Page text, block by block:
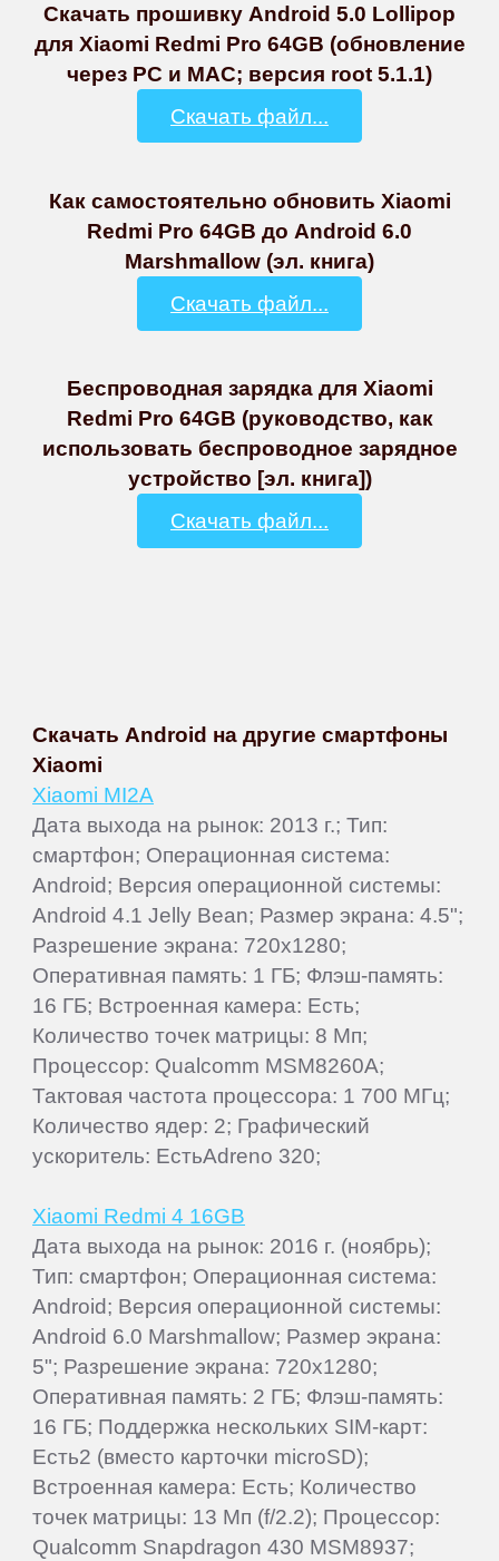
Скачать прошивку Android 5.0 Lollipop
для Xiaomi Redmi Pro 64GB (обновление
через PC и MAC; версия root 5.1.1)
Скачать файл...
Как самостоятельно обновить Xiaomi
Redmi Pro 64GB до Android 6.0
Marshmallow (эл. книга)
Скачать файл...
Беспроводная зарядка для Xiaomi
Redmi Pro 64GB (руководство, как
использовать беспроводное зарядное
устройство [эл. книга])
Скачать файл...
Скачать Android на другие смартфоны
Xiaomi
Xiaomi MI2A
Дата выхода на рынок: 2013 г.; Тип:
смартфон; Операционная система:
Android; Версия операционной системы:
Android 4.1 Jelly Bean; Размер экрана: 4.5";
Разрешение экрана: 720x1280;
Оперативная память: 1 ГБ; Флэш-память:
16 ГБ; Встроенная камера: Есть;
Количество точек матрицы: 8 Мп;
Процессор: Qualcomm MSM8260A;
Тактовая частота процессора: 1 700 МГц;
Количество ядер: 2; Графический
ускоритель: ЕстьAdreno 320;
Xiaomi Redmi 4 16GB
Дата выхода на рынок: 2016 г. (ноябрь);
Тип: смартфон; Операционная система:
Android; Версия операционной системы:
Android 6.0 Marshmallow; Размер экрана:
5"; Разрешение экрана: 720x1280;
Оперативная память: 2 ГБ; Флэш-память:
16 ГБ; Поддержка нескольких SIM-карт:
Есть2 (вместо карточки microSD);
Встроенная камера: Есть; Количество
точек матрицы: 13 Мп (f/2.2); Процессор:
Qualcomm Snapdragon 430 MSM8937;